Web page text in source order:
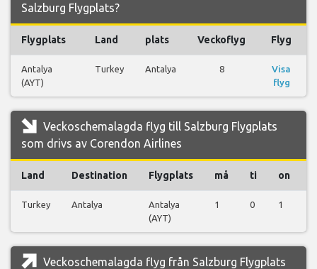
Salzburg Flygplats?
Flygplats Land plats Veckoflyg Flyg
Antalya
(AYT)
Turkey Antalya 8
Visa
flyg
Veckoschemalagda flyg till Salzburg Flygplats
som drivs av Corendon Airlines
Land Destination Flygplats må ti on
Turkey Antalya
Antalya
(AYT)
1 0 1
Veckoschemalagda flyg från Salzburg Flygplats